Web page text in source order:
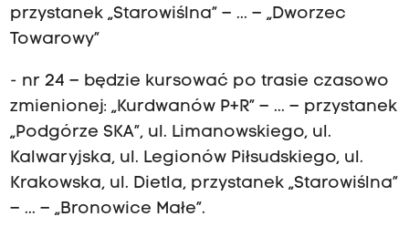
przystanek „Starowiślna” – ... – „Dworzec
Towarowy”
- nr 24 – będzie kursować po trasie czasowo
zmienionej: „Kurdwanów P+R” – ... – przystanek
„Podgórze SKA”, ul. Limanowskiego, ul.
Kalwaryjska, ul. Legionów Piłsudskiego, ul.
Krakowska, ul. Dietla, przystanek „Starowiślna”
– ... – „Bronowice Małe”.